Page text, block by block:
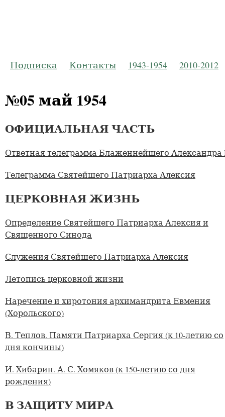
Подписка Контакты 1943-1954 2010-2012
№05 май 1954
ОФИЦИАЛЬНАЯ ЧАСТЬ
Ответная телеграмма Блаженнейшего Александра
Телеграмма Святейшего Патриарха Алексия
ЦЕРКОВНАЯ ЖИЗНЬ
Определение Святейшего Патриарха Алексия и
Священного Синода
Служения Святейшего Патриарха Алексия
Летопись церковной жизни
Наречение и хиротония архимандрита Евмения
(Хорольского)
В. Теплов. Памяти Патриарха Сергия (к 10-летию со
дня кончины)
И. Хибарин. А. С. Хомяков (к 150-летию со дня
рождения)
В ЗАЩИТУ МИРА